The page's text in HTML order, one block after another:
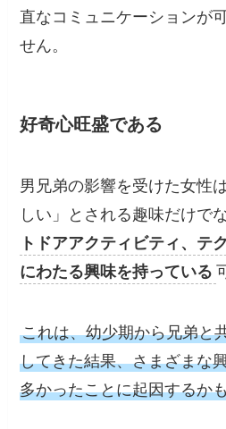
直なコミュニケーションが
せん。
好奇心旺盛である
男兄弟の影響を受けた女性
しい」とされる趣味だけでな
トドアアクティビティ、テ
にわたる興味を持っている
これは、幼少期から兄弟と
してきた結果、さまざまな
多かったことに起因するか